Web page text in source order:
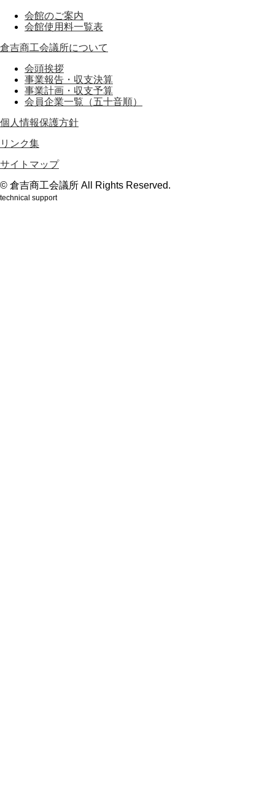
会館のご案内
会館使用料一覧表
倉吉商工会議所について
会頭挨拶
事業報告・収支決算
事業計画・収支予算
会員企業一覧（五十音順）
個人情報保護方針
リンク集
サイトマップ
© 倉吉商工会議所 All Rights Reserved.
technical support